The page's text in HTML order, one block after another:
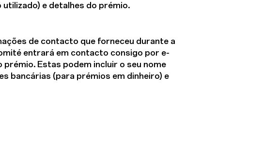
e detalhes do prémio.
de contacto que forneceu durante a
entrará em contacto consigo por e-
Estas podem incluir o seu nome
bancárias (para prémios em dinheiro) e